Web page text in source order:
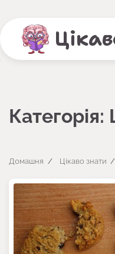
вмісту
Категорія:
Домашня Цікаво знати